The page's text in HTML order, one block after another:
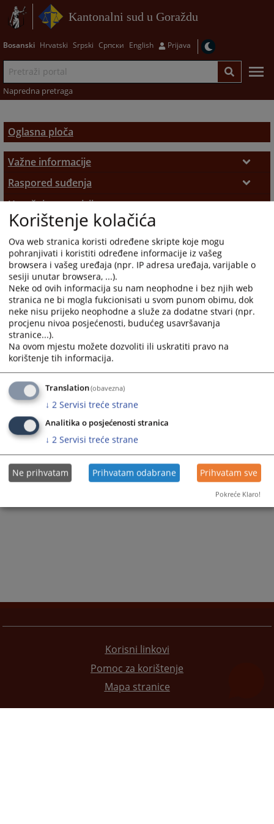
Kantonalni sud u Goraždu
Bosanski Hrvatski Srpski Српски English Prijava
Napredna pretraga
Oglasna ploča
Važne informacije
Podnošenje pritužbi
Pozivi
Sudski vještaci i tumači
Pravna pomoć
Raspored suđenja
Raspored suđenja
Upražnjene pozicije
Opće informacije
Objavljene pozicije
Korisni linkovi
Pomoc za korištenje
Mapa stranice
Korištenje kolačića
Ova web stranica koristi određene skripte koje mogu
pohranjivati i koristiti određene informacije iz vašeg
browsera i vašeg uređaja (npr. IP adresa uređaja, varijable o
sesiji unutar browsera, ...).
Neke od ovih informacija su nam neophodne i bez njih web
stranica ne bi mogla fukcionisati u svom punom obimu, dok
neke nisu prijeko neophodne a služe za dodatne stvari (npr.
procjenu nivoa posjećenosti, budućeg usavršavanja
stranice...).
Na ovom mjestu možete dozvoliti ili uskratiti pravo na
korištenje tih informacija.
Translation(obavezna)
↓ 2 Servisi treće strane
Analitika o posjećenosti stranica
↓ 2 Servisi treće strane
Ne prihvatam Prihvatam odabrane Prihvatam sve
Pokreće Klaro!